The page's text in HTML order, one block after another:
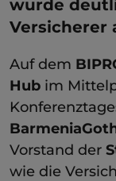
wurde
Versicherer
Auf dem
Hub im
Vorstand der
wie die